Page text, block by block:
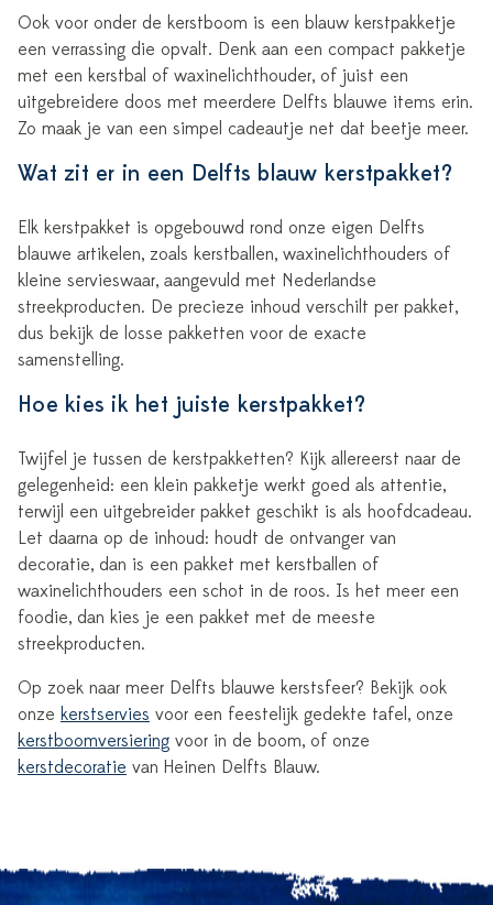
Ook voor onder de kerstboom is een blauw kerstpakketje
een verrassing die opvalt. Denk aan een compact pakketje
met een kerstbal of waxinelichthouder, of juist een
uitgebreidere doos met meerdere Delfts blauwe items erin.
Zo maak je van een simpel cadeautje net dat beetje meer.
Wat zit er in een Delfts blauw kerstpakket?
Elk kerstpakket is opgebouwd rond onze eigen Delfts
blauwe artikelen, zoals kerstballen, waxinelichthouders of
kleine servieswaar, aangevuld met Nederlandse
streekproducten. De precieze inhoud verschilt per pakket,
dus bekijk de losse pakketten voor de exacte
samenstelling.
Hoe kies ik het juiste kerstpakket?
Twijfel je tussen de kerstpakketten? Kijk allereerst naar de
gelegenheid: een klein pakketje werkt goed als attentie,
terwijl een uitgebreider pakket geschikt is als hoofdcadeau.
Let daarna op de inhoud: houdt de ontvanger van
decoratie, dan is een pakket met kerstballen of
waxinelichthouders een schot in de roos. Is het meer een
foodie, dan kies je een pakket met de meeste
streekproducten.
Op zoek naar meer Delfts blauwe kerstsfeer? Bekijk ook
onze kerstservies voor een feestelijk gedekte tafel, onze
kerstboomversiering voor in de boom, of onze
kerstdecoratie van Heinen Delfts Blauw.